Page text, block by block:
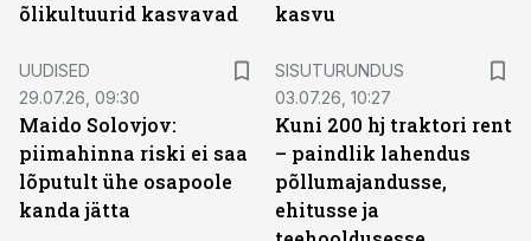
õlikultuurid kasvavad
kasvu
UUDISED
29.07.26, 09:30
Maido Solovjov:
piimahinna riski ei saa
lõputult ühe osapoole
kanda jätta
SISUTURUNDUS
03.07.26, 10:27
Kuni 200 hj traktori rent
– paindlik lahendus
põllumajandusse,
ehitusse ja